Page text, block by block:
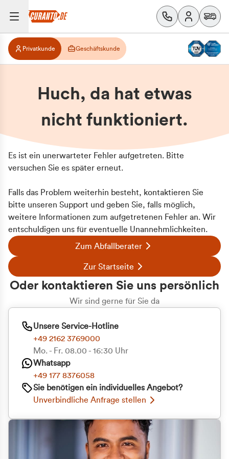
Zustimmung
Wir verwenden Cookies, um Inhalte und Anzeigen
zu personalisieren, Funktionen für soziale Medien
anbieten zu können und die Zugriffe auf unsere
Privatkunde Geschäftskunde
Huch, da hat etwas
nicht funktioniert.
Es ist ein unerwarteter Fehler aufgetreten. Bitte
versuchen Sie es später erneut.
Falls das Problem weiterhin besteht, kontaktieren Sie
bitte unseren Support und geben Sie, falls möglich,
weitere Informationen zum aufgetretenen Fehler an. Wir
entschuldigen uns für eventuelle Unannehmlichkeiten.
Zum Abfallberater
Zur Startseite
Oder kontaktieren Sie uns persönlich
Wir sind gerne für Sie da
Unsere Service-Hotline
+49 2162 3769000
Mo. - Fr. 08.00 - 16:30 Uhr
Whatsapp
+49 177 8376058
Sie benötigen ein individuelles Angebot?
Unverbindliche Anfrage stellen